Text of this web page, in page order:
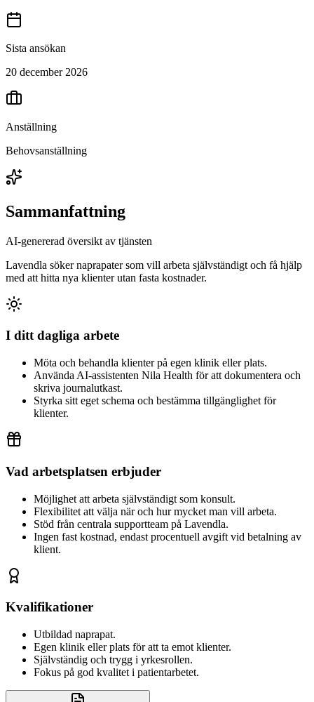
Sista ansökan
20 december 2026
Anställning
Behovsanställning
Sammanfattning
AI-genererad översikt av tjänsten
Lavendla söker naprapater som vill arbeta självständigt och få hjälp
med att hitta nya klienter utan fasta kostnader.
I ditt dagliga arbete
Möta och behandla klienter på egen klinik eller plats.
Använda AI-assistenten Nila Health för att dokumentera och
skriva journalutkast.
Styrka sitt eget schema och bestämma tillgänglighet för
klienter.
Vad arbetsplatsen erbjuder
Möjlighet att arbeta självständigt som konsult.
Flexibilitet att välja när och hur mycket man vill arbeta.
Stöd från centrala supportteam på Lavendla.
Ingen fast kostnad, endast procentuell avgift vid betalning av
klient.
Kvalifikationer
Utbildad naprapat.
Egen klinik eller plats för att ta emot klienter.
Självständig och trygg i yrkesrollen.
Fokus på god kvalitet i patientarbetet.